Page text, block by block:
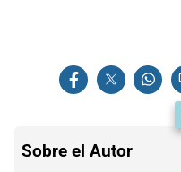
Sobre el Autor